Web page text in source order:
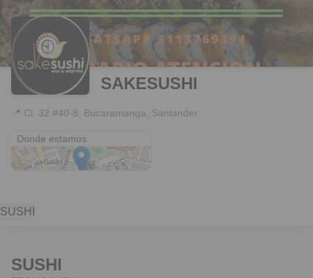
SAKESUSHI
📍 Cl. 32 #40-8, Bucaramanga, Santander
Donde estamos
SUSHI
SUSHI